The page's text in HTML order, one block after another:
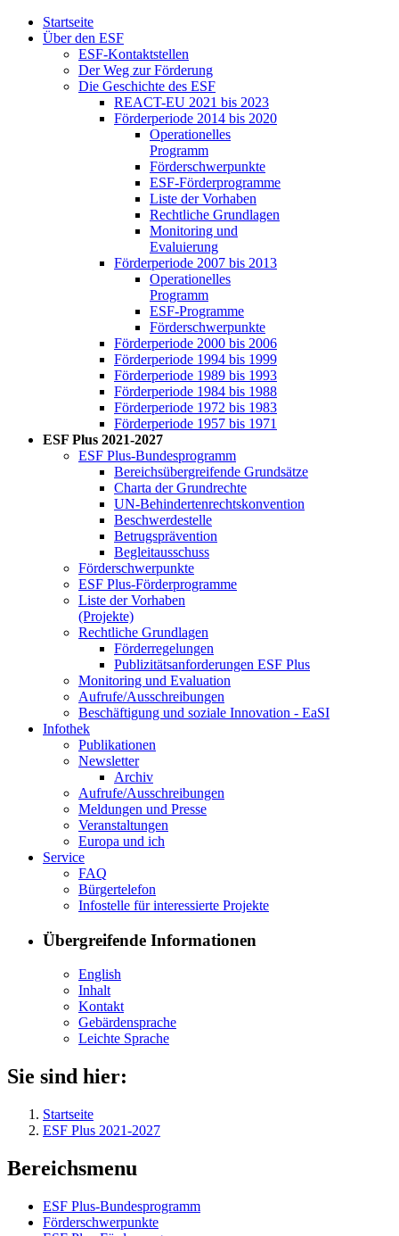
Start­sei­te
Über den ESF
ESF-Kon­takt­stel­len
Der Weg zur För­de­rung
Die Ge­schich­te des ESF
RE­ACT-EU 2021 bis 2023
För­der­pe­ri­ode 2014 bis 2020
Ope­ra­tio­nel­les
Pro­gramm
För­der­schwer­punk­te
ESF-För­der­pro­gram­me
Lis­te der Vor­ha­ben
Recht­li­che Grund­la­gen
Mo­ni­to­ring und
Eva­lu­ie­rung
För­der­pe­ri­ode 2007 bis 2013
Ope­ra­tio­nel­les
Pro­gramm
ESF-Pro­gram­me
För­der­schwer­punk­te
För­der­pe­ri­ode 2000 bis 2006
För­der­pe­ri­ode 1994 bis 1999
För­der­pe­ri­ode 1989 bis 1993
För­der­pe­ri­ode 1984 bis 1988
För­der­pe­ri­ode 1972 bis 1983
För­der­pe­ri­ode 1957 bis 1971
ESF Plus 2021-2027
ESF Plus-Bun­des­pro­gramm
Be­reichs­über­grei­fen­de Grund­sät­ze
Char­ta der Grund­rech­te
UN-Be­hin­der­ten­rechts­kon­ven­ti­on
Be­schwer­de­stel­le
Be­trugs­prä­ven­ti­on
Be­glei­taus­schuss
För­der­schwer­punk­te
ESF Plus-För­der­pro­gram­me
Lis­te der Vor­ha­ben
(Pro­jek­te)
Recht­li­che Grund­la­gen
För­der­re­ge­lun­gen
Pu­bli­zi­täts­an­for­de­run­gen ESF Plus
Mo­ni­to­ring und Eva­lua­ti­on
Auf­ru­fe/Aus­schrei­bun­gen
Be­schäf­ti­gung und so­zia­le In­no­va­ti­on - Ea­SI
In­fo­thek
Pu­bli­ka­tio­nen
Newslet­ter
Ar­chiv
Auf­ru­fe/Aus­schrei­bun­gen
Mel­dun­gen und Pres­se
Ver­an­stal­tun­gen
Eu­ro­pa und ich
Ser­vice
FAQ
Bür­ger­te­le­fon
In­fo­stel­le für in­ter­es­sier­te Pro­jek­te
Übergreifende Informationen
English
In­halt
Kon­takt
Ge­bär­den­spra­che
Leich­te Spra­che
Sie sind hier:
Startseite
ESF Plus 2021-2027
Bereichsmenu
ESF Plus-Bun­des­pro­gramm
För­der­schwer­punk­te